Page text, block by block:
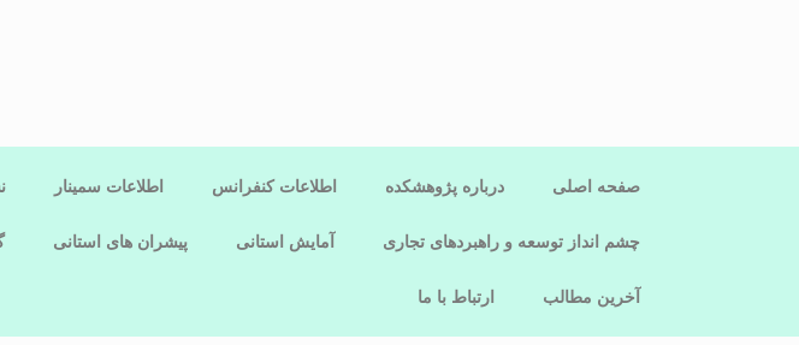
صفحه اصلی درباره پژوهشکده اطلاعات کنفرانس اطلاعات سمینار
چشم انداز توسعه و راهبردهای تجاری آمایش استانی پیشران های استانی
آخرین مطالب ارتباط با ما